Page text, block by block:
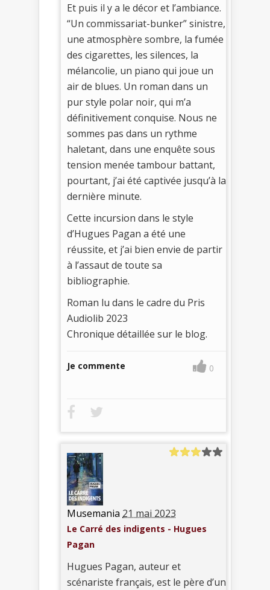
Et puis il y a le décor et l’ambiance.
“Un commissariat-bunker” sinistre,
une atmosphère sombre, la fumée
des cigarettes, les silences, la
mélancolie, un piano qui joue un
air de blues. Un roman dans un
pur style polar noir, qui m’a
définitivement conquise. Nous ne
sommes pas dans un rythme
haletant, dans une enquête sous
tension menée tambour battant,
pourtant, j’ai été captivée jusqu’à la
dernière minute.
Cette incursion dans le style
d’Hugues Pagan a été une
réussite, et j’ai bien envie de partir
à l’assaut de toute sa
bibliographie.
Roman lu dans le cadre du Pris
Audiolib 2023
Chronique détaillée sur le blog.
Je commente 0
Musemania 21 mai 2023
Le Carré des indigents - Hugues
Pagan
Hugues Pagan, auteur et
scénariste français, est le père d’un